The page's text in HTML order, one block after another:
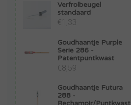
Verfrolbeugel
standaard
€1,33
Goudhaantje Purple
Serie 286 -
Patentpuntkwast
€8,59
Goudhaantje Futura
288 -
Rechampir/Puntkwast